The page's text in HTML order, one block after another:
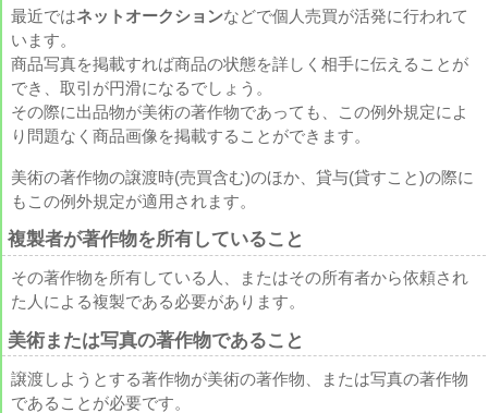
最近ではネットオークションなどで個人売買が活発に行われて
います。
商品写真を掲載すれば商品の状態を詳しく相手に伝えることが
でき、取引が円滑になるでしょう。
その際に出品物が美術の著作物であっても、この例外規定によ
り問題なく商品画像を掲載することができます。
美術の著作物の譲渡時(売買含む)のほか、貸与(貸すこと)の際に
もこの例外規定が適用されます。
複製者が著作物を所有していること
その著作物を所有している人、またはその所有者から依頼され
た人による複製である必要があります。
美術または写真の著作物であること
譲渡しようとする著作物が美術の著作物、または写真の著作物
であることが必要です。